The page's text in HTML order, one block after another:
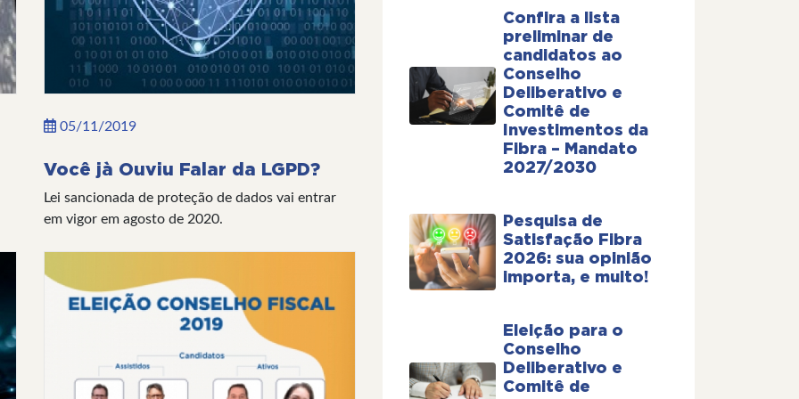
05/11/2019
Você jà Ouviu Falar da LGPD?
Lei sancionada de proteção de dados vai entrar
em vigor em agosto de 2020.
Confira a lista
preliminar de
candidatos ao
Conselho
Deliberativo e
Comitê de
Investimentos da
Fibra – Mandato
2027/2030
Pesquisa de
Satisfação Fibra
2026: sua opinião
importa, e muito!
Eleição para o
Conselho
Deliberativo e
Comitê de